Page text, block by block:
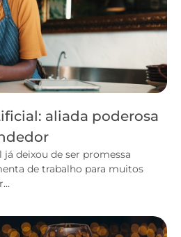
aliada poderosa
deixou de ser promessa
de trabalho para muitos